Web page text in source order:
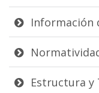
Información
Estructura y